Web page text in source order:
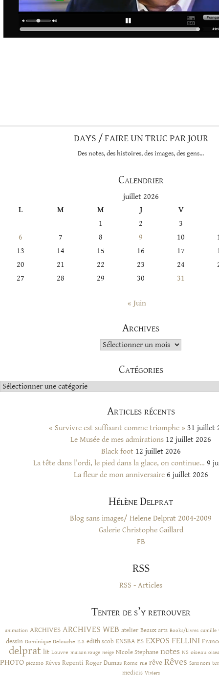
DAYS / FAIRE UN TRUC PAR JOUR
Des notes, des histoires, des images, des gens…
Calendrier
juillet 2026
L
M M J
V
1
2
3
6
7 8 9 10
13
14 15 16 17
20
21 22 23 24
27
28 29 30 31
« Juin
Archives
Archives
Catégories
Catégories
Articles récents
« Survivre est suffisant comme triomphe » 31 juillet
Le Musée de mes admirations 12 juillet 2026
Black foot 12 juillet 2026
La tête dans l’ordi, le pied dans la glace, on continue… 9
La fleur de mon anniversaire 6 juillet 2026
Hélène Delprat
Blog sans images/ Helene Delprat 2004-2009
Galerie Christophe Gaillard
FB
RSS
RSS - Articles
Tenter de s’y retrouver
animation ARCHIVES ARCHIVES WEB atelier Beaux arts Books/Livres camille
dessin Dominique Delouche E.S edith scob ENSBA ES EXPOS FELLINI
delprat lit Louvre maison rouge neige NIcole Stephane notes NS oiseau
PHOTO picasso Rêves Repenti Roger Dumas Rome rue rêve Rêves Sans nom
medicis Viviers